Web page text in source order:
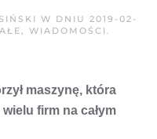
W DNIU 2019-02-
, WIADOMOŚCI .
maszynę, która
firm na całym